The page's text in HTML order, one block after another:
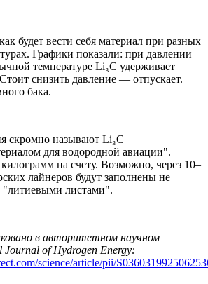
будет вести себя материал при разных
Графики показали: при давлении
температуре Li₃C удерживает
снизить давление — отпускает.
бака.
скромно называют Li₃C
для водородной авиации".
на счету. Возможно, через 10–
лайнеров будут заполнены не
"литиевыми листами".
в авторитетном научном
of Hydrogen Energy:
science/article/pii/